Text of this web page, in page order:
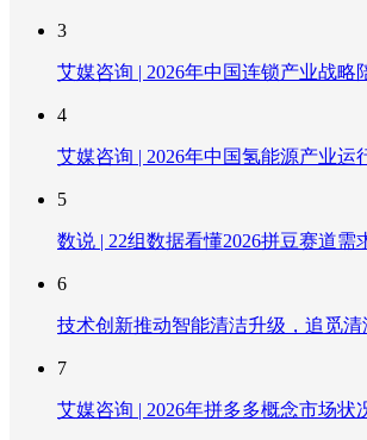
3
艾媒咨询 | 2026年中国连锁产业战略
4
艾媒咨询 | 2026年中国氢能源产业运
5
数说 | 22组数据看懂2026拼豆赛道需
6
技术创新推动智能清洁升级，追觅
7
艾媒咨询 | 2026年拼多多概念市场状